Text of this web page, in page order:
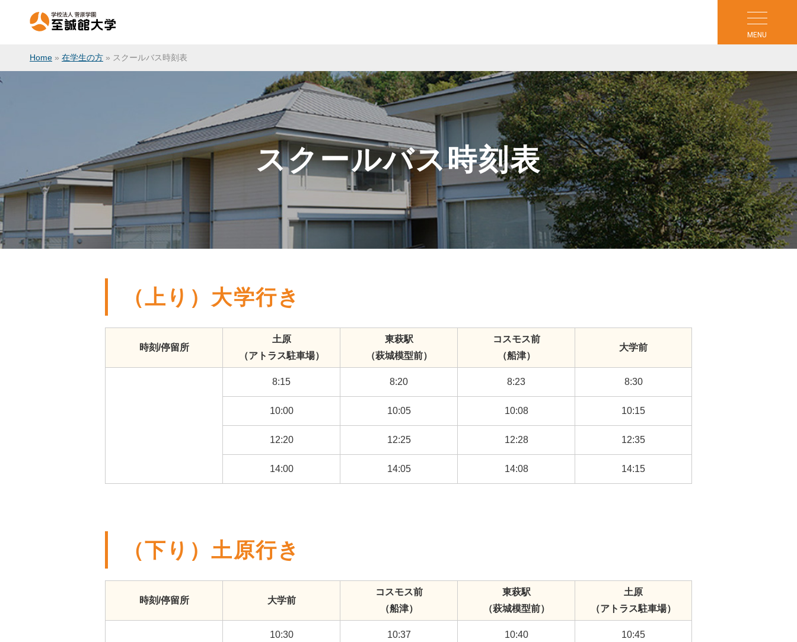
MENU
Home » 在学生の方 » スクールバス時刻表
スクールバス時刻表
（上り）大学行き
時刻/停留所
土原
（アトラス駐車場）
東萩駅
（萩城模型前）
コスモス前
（船津）
大学前
8:15 8:20 8:23 8:30
10:00 10:05 10:08 10:15
12:20 12:25 12:28 12:35
14:00 14:05 14:08 14:15
（下り）土原行き
時刻/停留所 大学前
コスモス前
（船津）
東萩駅
（萩城模型前）
土原
（アトラス駐車場）
10:30 10:37 10:40 10:45